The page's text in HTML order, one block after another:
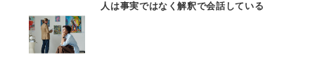
人は事実ではなく解釈で会話している